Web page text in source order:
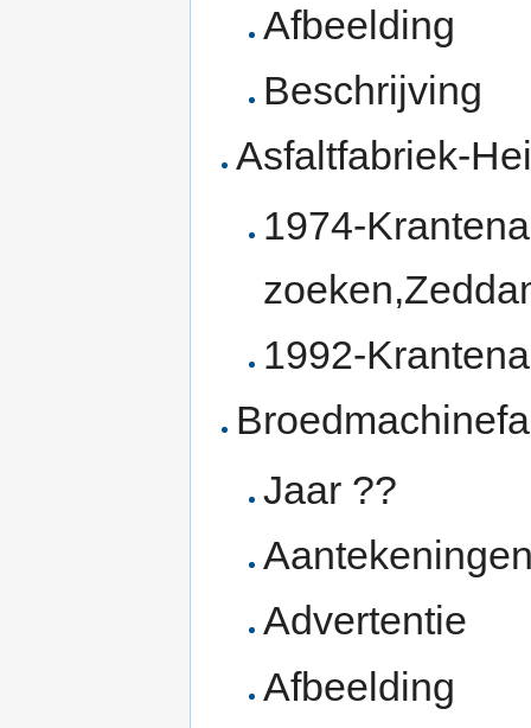
Afbeelding
Beschrijving
Asfaltfabriek-
1974-
1992-
Jaar ??
Advertentie
Afbeelding